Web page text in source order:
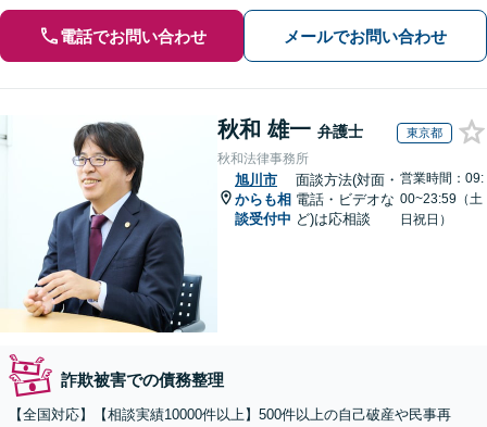
電話でお問い合わせ メールでお問い合わせ
秋和 雄一 弁護士 東京都
秋和法律事務所
旭川市
からも相
談受付中
面談方法(対面・
電話・ビデオな
ど)は応相談
営業時間：09:
00~23:59（土
日祝日）
詐欺被害での債務整理
【全国対応】【相談実績10000件以上】500件以上の自己破産や民事再